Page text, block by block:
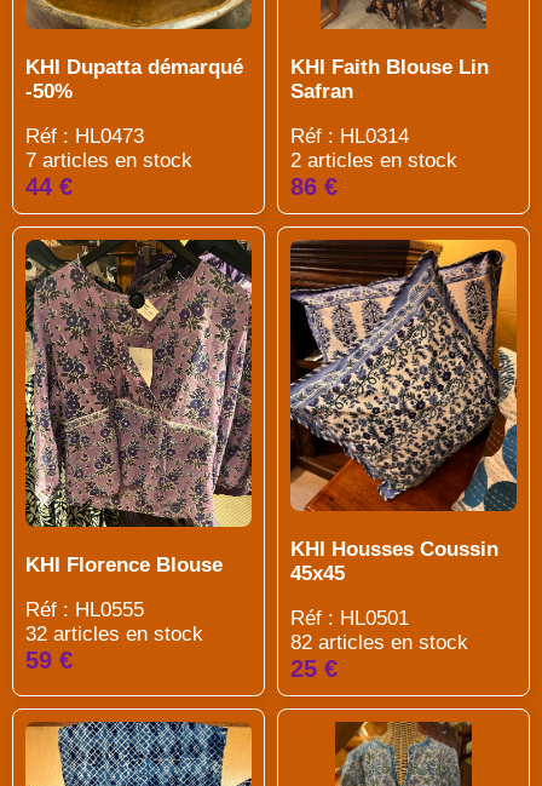
KHI Dupatta démarqué
-50%
Réf : HL0473
7 articles en stock
44 €
KHI Faith Blouse Lin
Safran
Réf : HL0314
2 articles en stock
86 €
KHI Florence Blouse
Réf : HL0555
32 articles en stock
59 €
KHI Housses Coussin
45x45
Réf : HL0501
82 articles en stock
25 €